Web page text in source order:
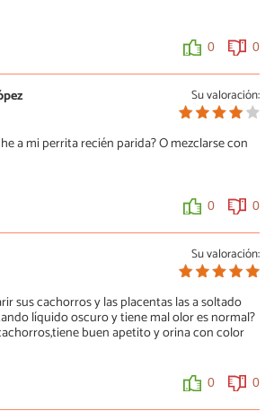
0 0
Su valoración:
a mi perrita recién parida? O mezclarse con
0 0
Su valoración:
sus cachorros y las placentas las a soltado
líquido oscuro y tiene mal olor es normal?
buen apetito y orina con color
0 0